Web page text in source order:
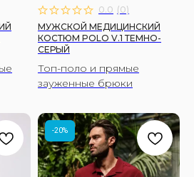
0.0 (0)
МУЖСКОЙ МЕДИЦИНСКИЙ
КОСТЮМ POLO V.1 ТЕМНО-
СЕРЫЙ
Топ-поло и прямые
зауженные брюки
-20%